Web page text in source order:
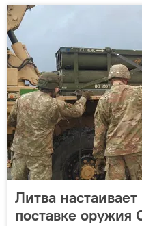
Литва
поставке